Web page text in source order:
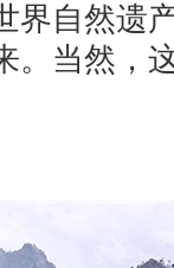
界自然遗
。当然，